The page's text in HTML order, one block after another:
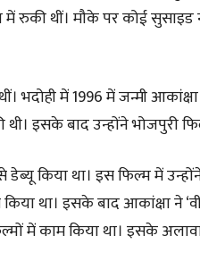
रुकी थीं। मौके पर कोई सुसाइड
भदोही में 1996 में जन्मी
इसके बाद उन्होंने भोजपुरी
डेब्यू किया था। इस फिल्म में
था। ​​​​​​इसके बाद​ आकांक्षा ने
में काम किया था। इसके